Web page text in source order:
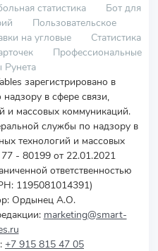
статистика
Бот для
Пользовательское
на угловые
Статистика
Профессиональные
Рунета
зарегистрировано в
в сфере связи,
и массовых коммуникаций.
службы по надзору в
технологий и массовых
- 80199 от 22.01.2021
ответственностью
1195081014391)
Ордынец А.О.
marketing@smart-
+7 915 815 47 05